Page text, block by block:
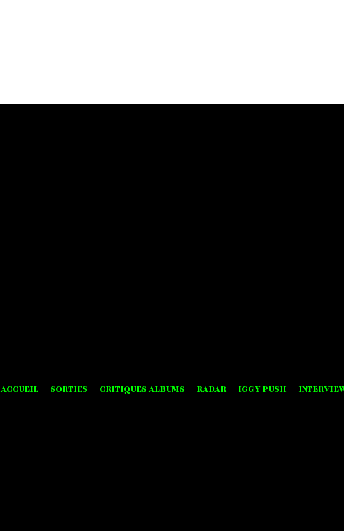
ACCUEIL SORTIES CRITIQUES ALBUMS RADAR IGGY PUSH